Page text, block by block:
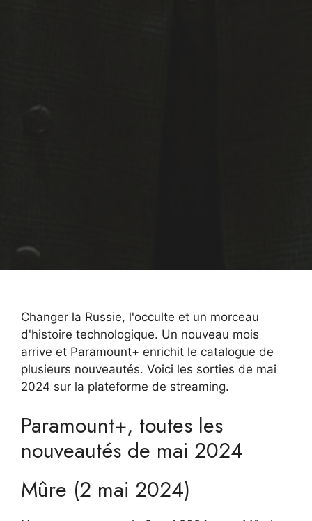
Changer la Russie, l'occulte et un morceau
d'histoire technologique. Un nouveau mois
arrive et Paramount+ enrichit le catalogue de
plusieurs nouveautés. Voici les sorties de mai
2024 sur la plateforme de streaming.
Paramount+, toutes les
nouveautés de mai 2024
Mûre (2 mai 2024)